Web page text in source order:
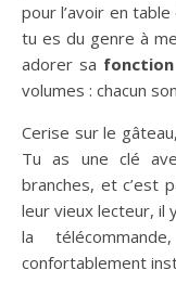
pour l’avoir en
tu es du genre à
adorer sa
volumes : chacun
Cerise sur le
Tu as une clé
branches, et c’est
leur vieux lecteur, il
la
confortablement